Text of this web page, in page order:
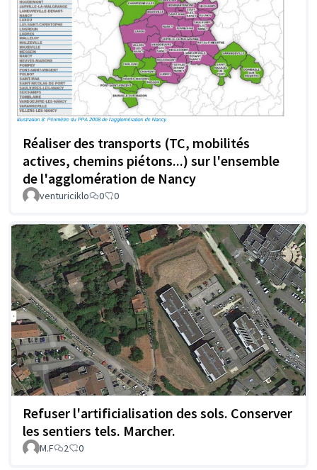
Réaliser des transports (TC, mobilités
actives, chemins piétons...) sur l'ensemble
de l'agglomération de Nancy
venturiciklo 0 0
Refuser l'artificialisation des sols. Conserver
les sentiers tels. Marcher.
M.F 2 0